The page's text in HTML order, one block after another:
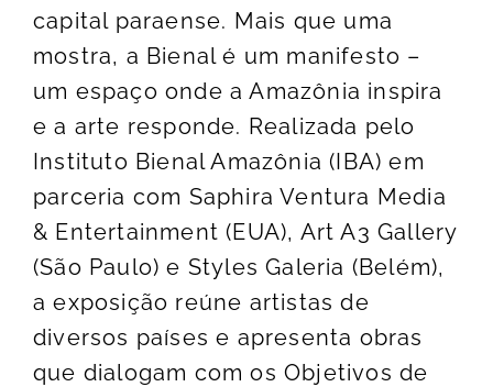
capital paraense. Mais que uma
mostra, a Bienal é um manifesto –
um espaço onde a Amazônia inspira
e a arte responde. Realizada pelo
Instituto Bienal Amazônia (IBA) em
parceria com Saphira Ventura Media
& Entertainment (EUA), Art A3 Gallery
(São Paulo) e Styles Galeria (Belém),
a exposição reúne artistas de
diversos países e apresenta obras
que dialogam com os Objetivos de